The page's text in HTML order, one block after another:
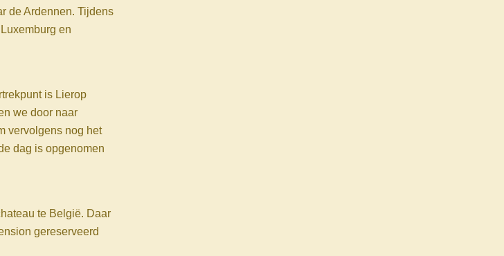
de Ardennen. Tijdens
en
is Lierop
we door naar
vervolgens nog het
dag is opgenomen
te België. Daar
gereserveerd